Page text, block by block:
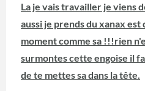
La je vais travailler je viens
aussi je prends du xanax est
moment comme sa !!!rien
surmontes cette engoise il
de te mettes sa dans la tête.